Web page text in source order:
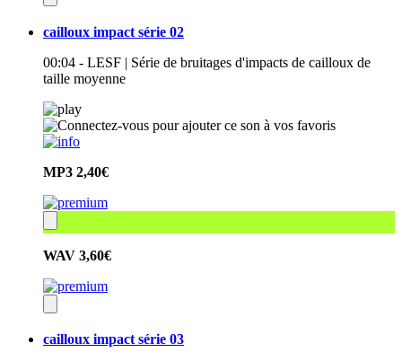
cailloux impact série 02
00:04 - LESF | Série de bruitages d'impacts de cailloux de
taille moyenne
MP3 2,40€
WAV 3,60€
cailloux impact série 03